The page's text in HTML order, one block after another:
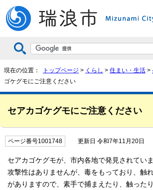
現在の位置： トップページ > くらし > 住まい・生活 >
ゴケグモにご注意ください
セアカゴケグモにご注意ください
ページ番号1001748 更新日 令和7年11月20日
セアカゴケグモが、市内各地で発見されていま
攻撃性はありませんが、毒をもっており、触
がありますので、素手で捕まえたり、触った